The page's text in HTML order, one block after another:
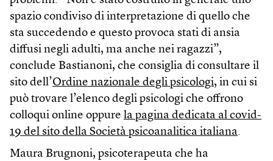
spazio condiviso di interpretazione di quello che
sta succedendo e questo provoca stati di ansia
diffusi negli adulti, ma anche nei ragazzi”,
conclude Bastianoni, che consiglia di consultare il
sito dell’Ordine nazionale degli psicologi, in cui si
può trovare l’elenco degli psicologi che offrono
colloqui online oppure la pagina dedicata al covid-
19 del sito della Società psicoanalitica italiana.
Maura Brugnoni, psicoterapeuta che ha